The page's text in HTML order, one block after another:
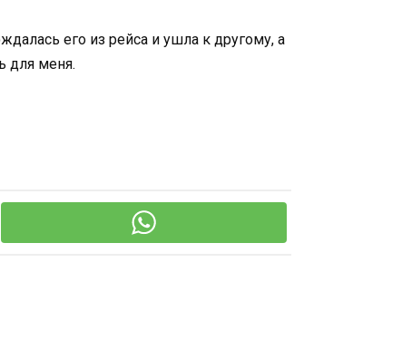
его из рейса и ушла к другому, а
для меня.